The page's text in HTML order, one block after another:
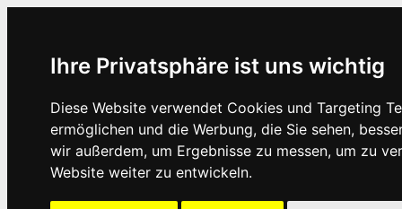
Ihre Privatsphäre ist uns wichtig
Diese Website verwendet Cookies und Targeting
ermöglichen und die Werbung, die Sie sehen,
wir außerdem, um Ergebnisse zu messen, um zu
Website weiter zu entwickeln.